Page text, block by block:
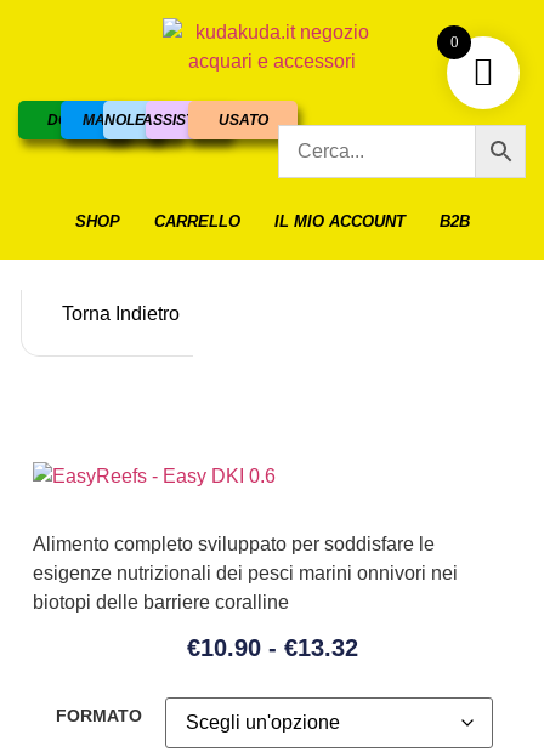
DOLCEMARINO
NOLEGGIOASSISTENZAUSATO
SHOP CARRELLO IL MIO ACCOUNT B2B
Torna Indietro
Alimento completo sviluppato per soddisfare le
esigenze nutrizionali dei pesci marini onnivori nei
biotopi delle barriere coralline
€10.90 - €13.32
FORMATO
0